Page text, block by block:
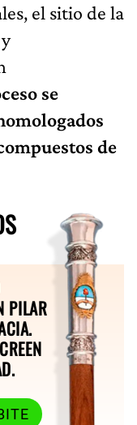
el sitio de la
se
de
PILAR